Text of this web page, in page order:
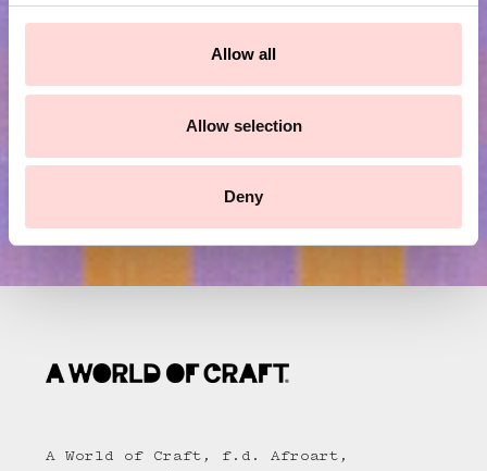
Allow all
Allow selection
Deny
A World of Craft, f.d. Afroart,